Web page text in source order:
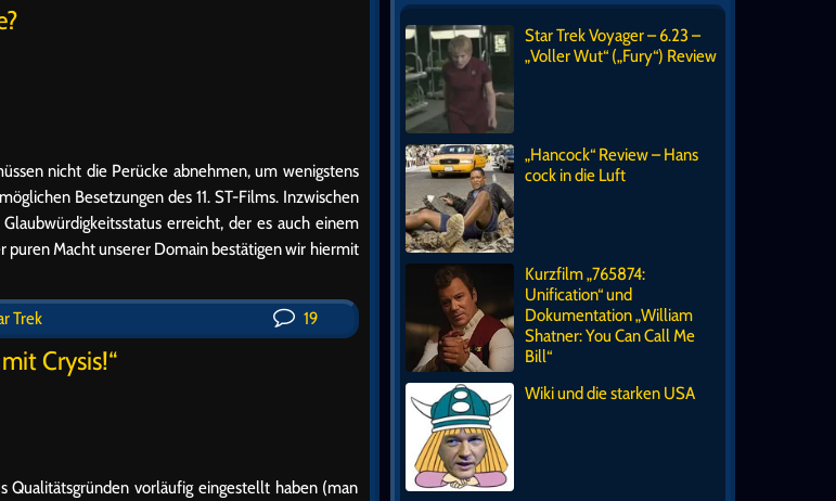
nicht die Perücke abnehmen, um wenigstens
Besetzungen des 11. ST-Films. Inzwischen
erreicht, der es auch einem
puren Macht unserer Domain bestätigen wir hiermit
Trek 19
Crysis!“
vorläufig eingestellt haben (man
Star Trek Voyager – 6.23 –
„Voller Wut“ („Fury“) Review
„Hancock“ Review – Hans
cock in die Luft
Kurzfilm „765874:
Unification“ und
Dokumentation „William
Shatner: You Can Call Me
Bill“
Wiki und die starken USA